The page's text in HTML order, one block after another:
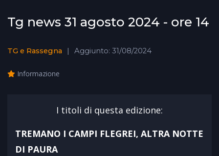
Tg news 31 agosto 2024 - ore 14
TG e Rassegna Aggiunto: 31/08/2024
Informazione
I titoli di questa edizione:
TREMANO I CAMPI FLEGREI, ALTRA NOTTE
DI PAURA